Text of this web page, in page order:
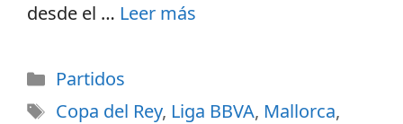
desde el … Leer más
Partidos
Copa del Rey, Liga BBVA, Mallorca,